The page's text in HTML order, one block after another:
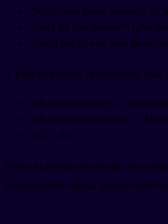
"What's your phone number?"
"Can I get your number?" (¿Me
"Could you give me your phone
Y para responder, la estructura más
"My phone number is..." (Mi
"My telephone number is..." (Mi
"It's..." (Es...)
Sobre la pronunciación de "my
conversación rápida, muchos